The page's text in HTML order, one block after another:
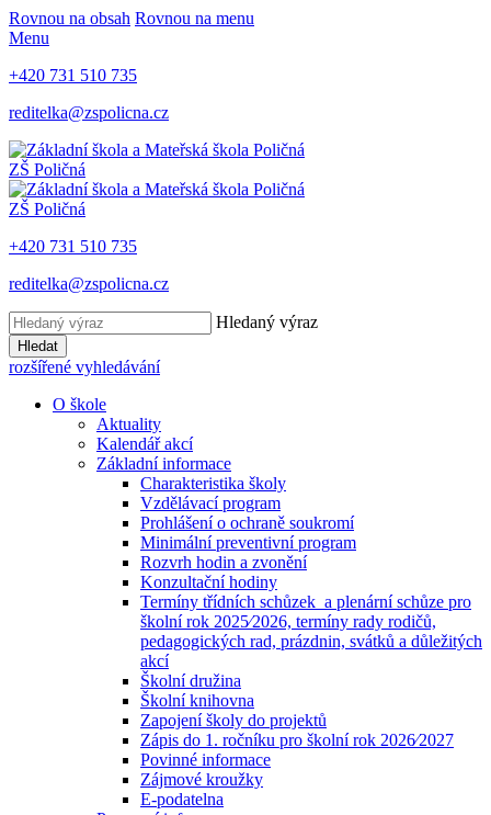
Rovnou na obsah Rovnou na menu
Menu
+420 731 510 735
reditelka@zspolicna.cz
ZŠ Poličná
ZŠ Poličná
+420 731 510 735
reditelka@zspolicna.cz
Hledaný výraz
Hledat
rozšířené vyhledávání
O škole
Aktuality
Kalendář akcí
Základní informace
Charakteristika školy
Vzdělávací program
Prohlášení o ochraně soukromí
Minimální preventivní program
Rozvrh hodin a zvonění
Konzultační hodiny
Termíny třídních schůzek a plenární schůze pro
školní rok 2025⁄2026, termíny rady rodičů,
pedagogických rad, prázdnin, svátků a důležitých
akcí
Školní družina
Školní knihovna
Zapojení školy do projektů
Zápis do 1. ročníku pro školní rok 2026⁄2027
Povinné informace
Zájmové kroužky
E-podatelna